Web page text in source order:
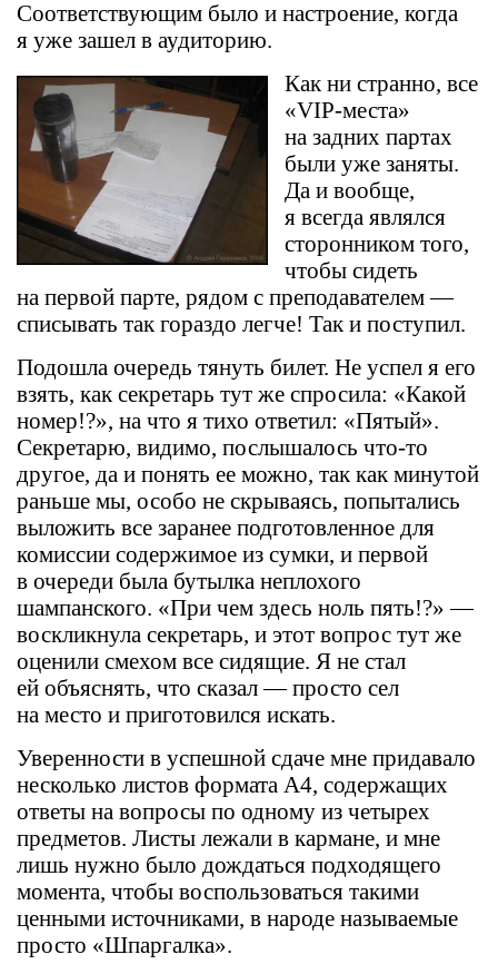
Соответствующим было и настроение, когда
я уже зашел в аудиторию.
Как ни странно, все
«VIP-места»
на задних партах
были уже заняты.
Да и вообще,
я всегда являлся
сторонником того,
чтобы сидеть
на первой парте, рядом с преподавателем —
списывать так гораздо легче! Так и поступил.
Подошла очередь тянуть билет. Не успел я его
взять, как секретарь тут же спросила: «Какой
номер!?», на что я тихо ответил: «Пятый».
Секретарю, видимо, послышалось что-то
другое, да и понять ее можно, так как минутой
раньше мы, особо не скрываясь, попытались
выложить все заранее подготовленное для
комиссии содержимое из сумки, и первой
в очереди была бутылка неплохого
шампанского. «При чем здесь ноль пять!?» —
воскликнула секретарь, и этот вопрос тут же
оценили смехом все сидящие. Я не стал
ей объяснять, что сказал — просто сел
на место и приготовился искать.
Уверенности в успешной сдаче мне придавало
несколько листов формата A4, содержащих
ответы на вопросы по одному из четырех
предметов. Листы лежали в кармане, и мне
лишь нужно было дождаться подходящего
момента, чтобы воспользоваться такими
ценными источниками, в народе называемые
просто «Шпаргалка».